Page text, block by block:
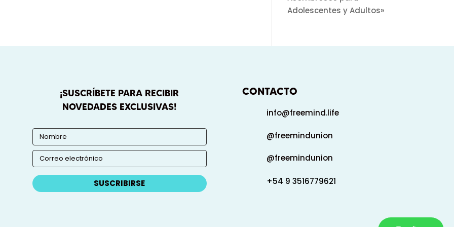
Adolescentes y Adultos»
¡SUSCRÍBETE PARA RECIBIR
NOVEDADES EXCLUSIVAS!
SUSCRIBIRSE
CONTACTO
info@freemind.life
@freemindunion
@freemindunion
+54 9 3516779621